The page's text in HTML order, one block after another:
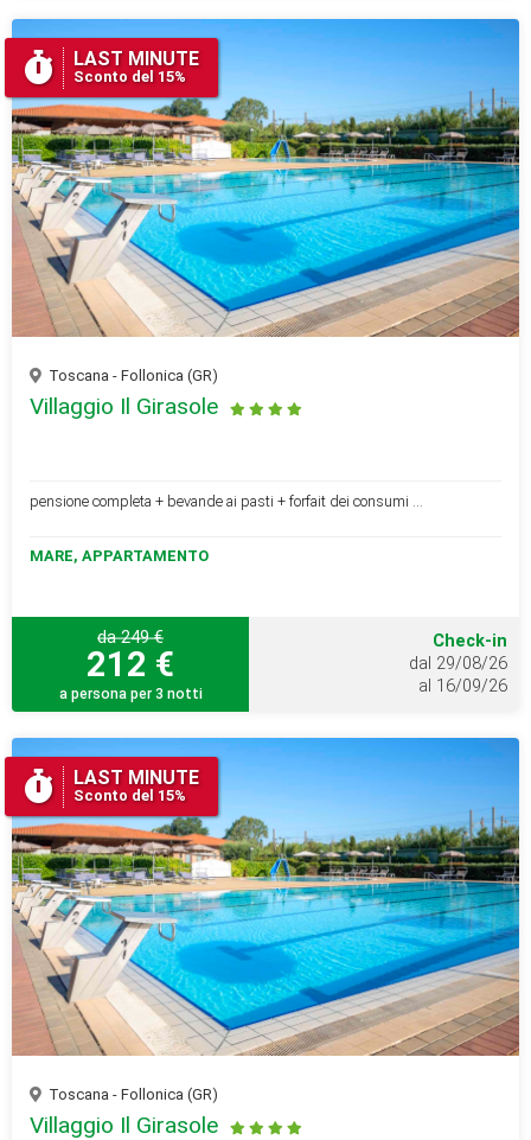
LAST MINUTE
Sconto del 15%
Toscana - Follonica (GR)
Villaggio Il Girasole
pensione completa + bevande ai pasti + forfait dei consumi ...
MARE, APPARTAMENTO
da 249 €
212 €
a persona per 3 notti
Check-in
dal 29/08/26
al 16/09/26
LAST MINUTE
Sconto del 15%
Toscana - Follonica (GR)
Villaggio Il Girasole